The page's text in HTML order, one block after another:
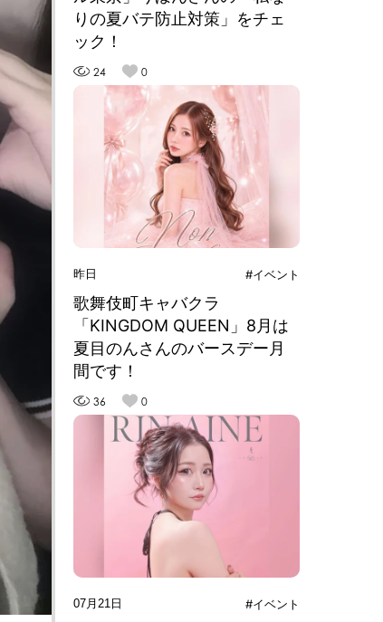
りの夏バテ防止対策」をチェ
ック！
24 0
昨日 #イベント
歌舞伎町キャバクラ
「KINGDOM QUEEN」8月は
夏目のんさんのバースデー月
間です！
36 0
07月21日 #イベント